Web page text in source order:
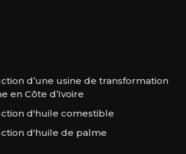
d’une usine de transformation
en Côte d’Ivoire
d'huile comestible
d'huile de palme